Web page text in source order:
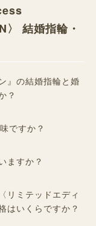
結婚指輪・
』の結婚指輪と婚
？
ですか？
ますか？
リミテッドエディ
はいくらですか？